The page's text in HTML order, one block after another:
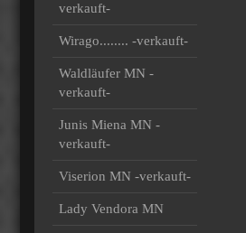
verkauft-
Wirago........ -verkauft-
Waldläufer MN -
verkauft-
Junis Miena MN -
verkauft-
Viserion MN -verkauft-
Lady Vendora MN